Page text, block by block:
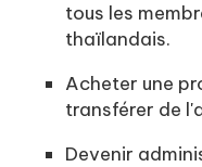
tous les
thaïlandais.
Acheter une
transférer de
Devenir